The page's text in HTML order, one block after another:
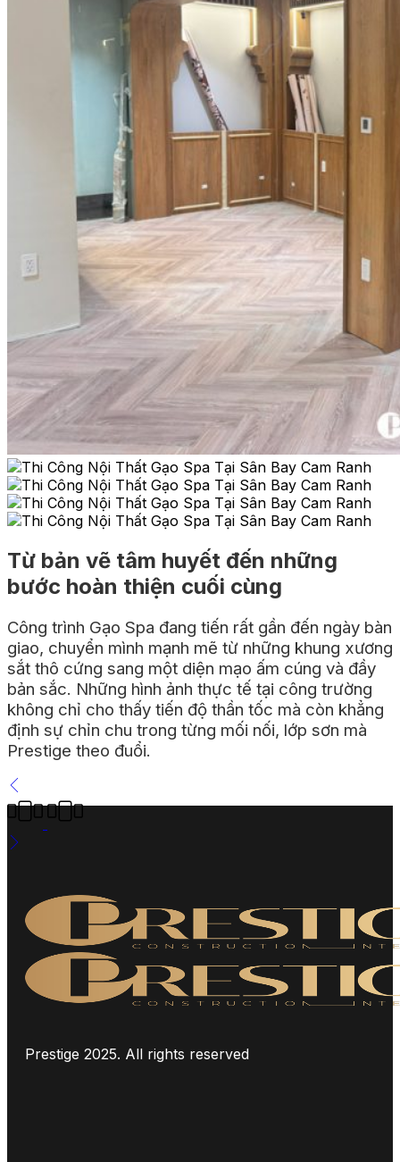
Từ bản vẽ tâm huyết đến những
bước hoàn thiện cuối cùng
Công trình Gạo Spa đang tiến rất gần đến ngày bàn
giao, chuyển mình mạnh mẽ từ những khung xương
sắt thô cứng sang một diện mạo ấm cúng và đầy
bản sắc. Những hình ảnh thực tế tại công trường
không chỉ cho thấy tiến độ thần tốc mà còn khẳng
định sự chỉn chu trong từng mối nối, lớp sơn mà
Prestige theo đuổi.
Prestige 2025. All rights reserved